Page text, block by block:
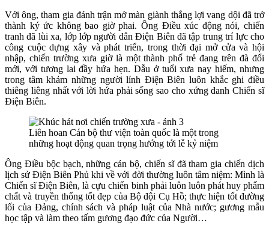
Với ông, tham gia đánh trận mở màn giành thắng lợi vang dội đã trở
thành ký ức không bao giờ phai. Ông Điều xúc động nói, chiến
tranh đã lùi xa, lớp lớp người dân Điện Biên đã tập trung trí lực cho
công cuộc dựng xây và phát triển, trong thời đại mở cửa và hội
nhập, chiến trường xưa giờ là một thành phố trẻ đang trên đà đổi
mới, với tương lai đầy hứa hẹn. Dẫu ở tuổi xưa nay hiếm, nhưng
trong tâm khảm những người lính Điện Biên luôn khắc ghi điều
thiêng liêng nhất với lời hứa phải sống sao cho xứng danh Chiến sĩ
Điện Biên.
Liên hoan Cán bộ thư viện toàn quốc là một trong
những hoạt động quan trọng hướng tới lễ kỷ niệm
Ông Điều bộc bạch, những cán bộ, chiến sĩ đã tham gia chiến dịch
lịch sử Điện Biên Phủ khi về với đời thường luôn tâm niệm: Mình là
Chiến sĩ Điện Biên, là cựu chiến binh phải luôn luôn phát huy phẩm
chất và truyền thống tốt đẹp của Bộ đội Cụ Hồ; thực hiện tốt đường
lối của Đảng, chính sách và pháp luật của Nhà nước; gương mẫu
học tập và làm theo tấm gương đạo đức của Người…